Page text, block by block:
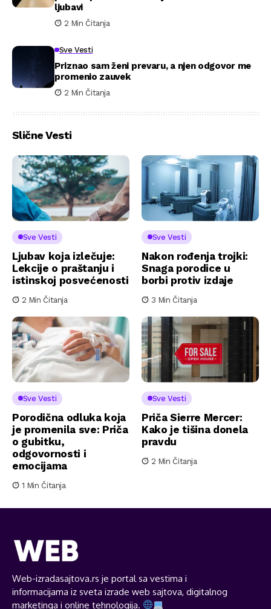
ljubavi
2 Min Čitanja
Sve Vesti
Priznao sam ženi prevaru, a njen odgovor me
promenio zauvek
2 Min Čitanja
Slične Vesti
Sve Vesti
Ljubav koja izlečuje:
Lekcije o praštanju i
istinskoj posvećenosti
2 Min Čitanja
Sve Vesti
Nakon rođenja trojki:
Snaga porodice u
borbi protiv izdaje
3 Min Čitanja
Sve Vesti
Porodična odluka koja
je promenila sve: Priča
o gubitku,
odgovornosti i
emocijama
1 Min Čitanja
Sve Vesti
Priča Sierre Mercer:
Kako je tišina donela
pravdu
2 Min Čitanja
Web-izradasajtova.rs je portal sa vestima i
informacijama iz sveta izrade web sajtova, digitalnog
marketinga i online tehnologija.